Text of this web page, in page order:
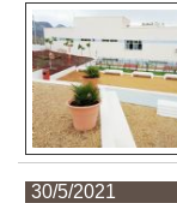
30/5/2021